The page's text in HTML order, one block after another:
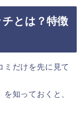
とは？特徴
ミだけを先に見て
知っておくと、